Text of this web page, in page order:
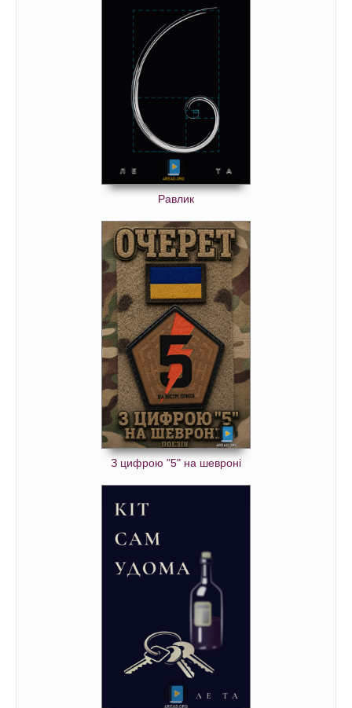
Равлик
З цифрою "5" на шевроні